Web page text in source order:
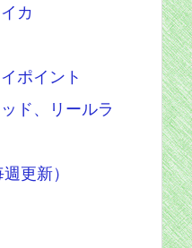
カ
ポイント
ド、リールラ
更新）